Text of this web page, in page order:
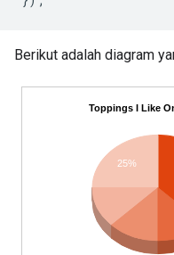
Berikut adalah diagram